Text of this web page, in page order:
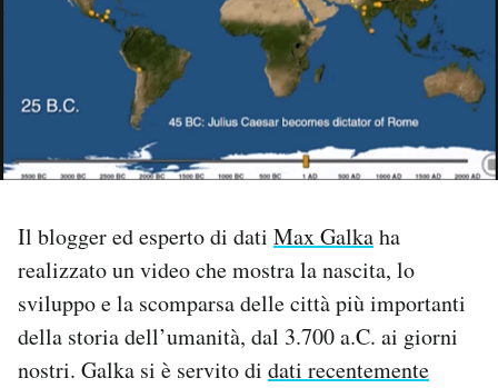
PODCAST
NEWSLETTER
SHOP
CALENDARIO
Il blogger ed esperto di dati Max Galkaha
realizzato un video che mostra la nascita, lo
sviluppo e la scomparsa delle città più importanti
della storia dell’umanità, dal 3.700 a.C. ai giorni
nostri. Galka si è servito di dati recentemente